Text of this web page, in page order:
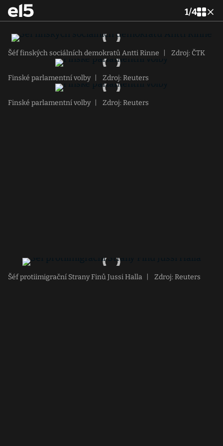
1/4
Šéf finských sociálních demokratů Antti Rinne Zdroj: ČTK
Finské parlamentní volby Zdroj: Reuters
Finské parlamentní volby Zdroj: Reuters
Šéf protiimigrační Strany Finů Jussi Halla Zdroj: Reuters